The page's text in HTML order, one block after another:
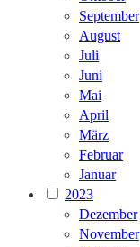
September
August
Juli
Juni
Mai
April
März
Februar
Januar
2023
Dezember
November